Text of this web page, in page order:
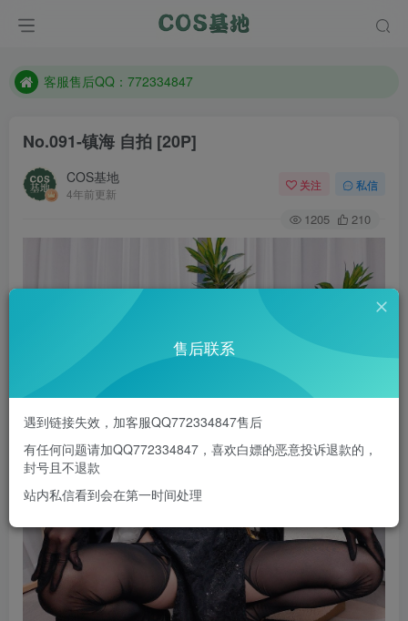
遇到任何问题加客服QQ：772334847
客服售后QQ：772334847
防失联：百度搜索《一七天佳》，实时查看最新站点。
No.091-镇海 自拍 [20P]
COS基地
4年前更新
关注 私信
1205 210
售后联系
遇到链接失效，加客服QQ772334847售后
有任何问题请加QQ772334847，喜欢白嫖的恶意投诉退款的，
封号且不退款
站内私信看到会在第一时间处理